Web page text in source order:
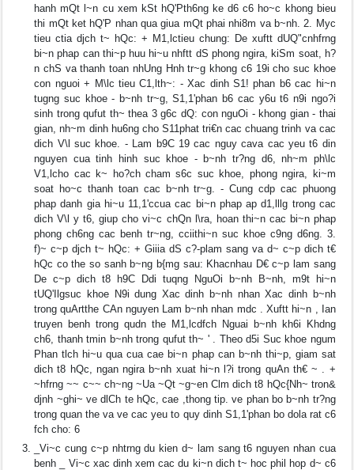
hanh mQt l~n cu xem kSt hQ'Pth6ng ke d6 c6 ho~c khong bieu
thi mQt ket hQ'P nhan qua giua mQt phai nhi8m va b~nh. 2. Myc
tieu ctia djch t~ hQc: + M1,lctieu chung: De xuftt dUQ"cnhfrng
bi~n phap can thi~p huu hi~u nhftt dS phong ngira, kiSm soat, h?
n chS va thanh toan nhUng Hnh tr~g khong c6 19i cho suc khoe
con nguoi + M\lc tieu C1,lth~: - Xac dinh S1! phan b6 cac hi~n
tugng suc khoe - b~nh tr~g, S1,1'phan b6 cac y6u t6 n9i ngo?i
sinh trong qufut th~ thea 3 g6c dQ: con nguOi - khong gian - thai
gian, nh~m dinh hu6ng cho S11phat tri€n cac chuang trinh va cac
dich V\l suc khoe. - Lam b9C 19 cac nguy cava cac yeu t6 din
nguyen cua tinh hinh suc khoe - b~nh tr?ng d6, nh~m ph\lc
V1,lcho cac k~ ho?ch cham s6c suc khoe, phong ngira, ki~m
soat ho~c thanh toan cac b~nh tr~g. - Cung cdp cac phuong
phap danh gia hi~u 11,1'ccua cac bi~n phap ap d1,lllg trong cac
dich V\l y t6, giup cho vi~c chQn l\ra, hoan thi~n cac bi~n phap
phong ch6ng cac benh tr~ng, cciithi~n suc khoe c9ng d6ng. 3.
f)~ c~p djch t~ hQc: + Giiia dS c?-plam sang va d~ c~p dich t€
hQc co the so sanh b~ng b{mg sau: Khacnhau D€ c~p lam sang
De c~p dich t8 h9C Ddi tuqng NguOi b~nh B~nh, m9t hi~n
tUQ'Ilgsuc khoe N9i dung Xac dinh b~nh nhan Xac dinh b~nh
trong quArtthe CAn nguyen Lam b~nh nhan mdc . Xuftt hi~n , Ian
truyen benh trong qudn the M1,lcdfch Nguai b~nh kh6i Khdng
ch6, thanh tmin b~nh trong qufut th~ ' . Theo d5i Suc khoe ngum
Phan tlch hi~u qua cua cae bi~n phap can b~nh thi~p, giam sat
dich t8 hQc, ngan ngira b~nh xuat hi~n l?i trong quAn th€ ~ . +
~hfrng ~~ c~~ ch~ng ~Ua ~Qt ~g~en Clm dich t8 hQc{Nh~ tron&
djnh ~ghi~ ve dlCh te hQc, cae ,thong tip. ve phan bo b~nh tr?ng
trong quan the va ve cac yeu to quy dinh S1,1'phan bo dola rat c6
fch cho: 6
_Vi~c cung c~p nhtrng du kien d~ lam sang t6 nguyen nhan cua
benh _ Vi~c xac dinh xem cac du ki~n dich t~ hoc phil hop d~ c6